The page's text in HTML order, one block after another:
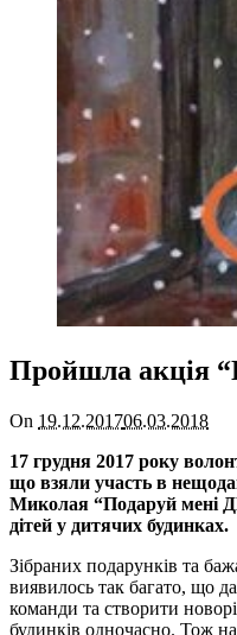
Пройшла акція
On 19.12.201706.03.2018
17 грудня 2017 року
що взяли участь в
Миколая “Подаруй мені
дітей у дитячих будинках.
Зібраних подарунків та
виявилось так багато, що
команди та створити
будинків одночасно. Тож